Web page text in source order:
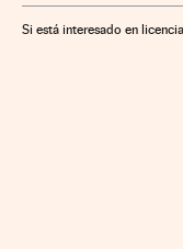
Administración pública
Si está interesado en